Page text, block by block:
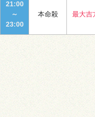
21:00
～
23:00
本命殺 最大吉